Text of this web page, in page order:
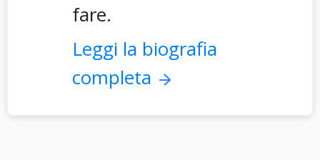
fare.
Leggi la biografia
completa